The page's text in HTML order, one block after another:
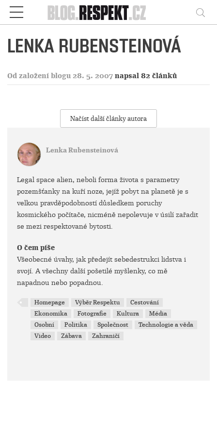
Respekt
LENKA RUBENSTEINOVÁ
Od založení blogu 28. 5. 2007 napsal 82 článků
Načíst další články autora
Lenka Rubensteinová
Legal space alien, neboli forma života s parametry
pozemšťanky na kuří noze, jejíž pobyt na planetě je s
velkou pravděpodobností důsledkem poruchy
kosmického počítače, nicméně nepolevuje v úsilí zařadit
se mezi respektované bytosti.
O čem píše
Všeobecné úvahy, jak předejít sebedestrukci lidstva i
svojí. A všechny další pošetilé myšlenky, co mě
napadnou nebo popadnou.
Homepage Výběr Respektu
Cestování
Ekonomika
Fotografie Kultura
Média
Osobní
Politika Společnost
Technologie a věda
Video
Zábava Zahraničí